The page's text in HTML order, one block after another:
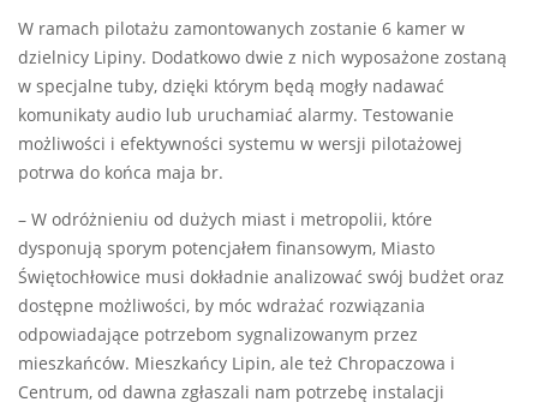
W ramach pilotażu zamontowanych zostanie 6 kamer w
dzielnicy Lipiny. Dodatkowo dwie z nich wyposażone zostaną
w specjalne tuby, dzięki którym będą mogły nadawać
komunikaty audio lub uruchamiać alarmy. Testowanie
możliwości i efektywności systemu w wersji pilotażowej
potrwa do końca maja br.
– W odróżnieniu od dużych miast i metropolii, które
dysponują sporym potencjałem finansowym, Miasto
Świętochłowice musi dokładnie analizować swój budżet oraz
dostępne możliwości, by móc wdrażać rozwiązania
odpowiadające potrzebom sygnalizowanym przez
mieszkańców. Mieszkańcy Lipin, ale też Chropaczowa i
Centrum, od dawna zgłaszali nam potrzebę instalacji